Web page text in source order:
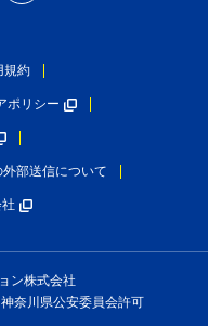
規約
ポリシー
部送信について
ン株式会社
奈川県公安委員会許可